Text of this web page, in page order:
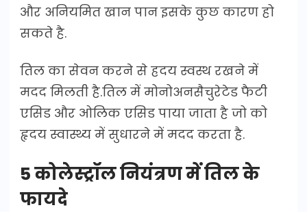
और अनियमित खान पान इसके कुछ कारण हो
सकते है.
तिल का सेवन करने से ह्रदय स्वस्थ रखने में
मदद मिलती है.तिल में मोनोअनसैचुरेटेड फैटी
एसिड और ओलिक एसिड पाया जाता है जो को
हृदय स्वास्थ्य में सुधारने में मदद करता है.
5 कोलेस्ट्रॉल नियंत्रण में तिल के
फायदे